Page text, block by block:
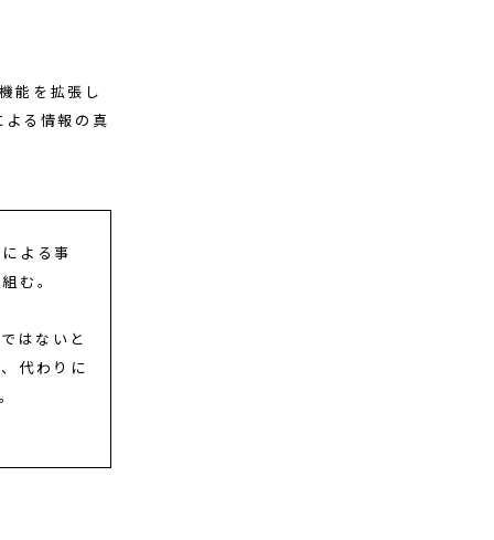
能を拡張し
る情報の真
よる事
む。
はないと
代わりに